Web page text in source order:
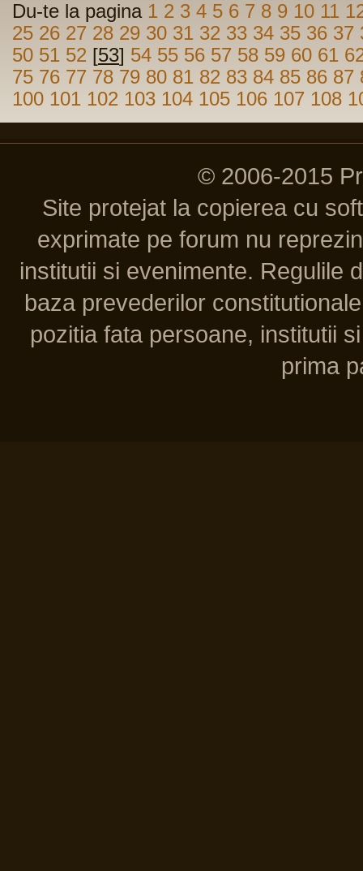
Du-te la pagina 1 2 3 4 5 6 7 8 9 10 11
25 26 27 28 29 30 31 32 33 34 35 36 37
50 51 52 [53] 54 55 56 57 58 59 60 61
75 76 77 78 79 80 81 82 83 84 85 86 87
100 101 102 103 104 105 106 107 108
© 2006-2015
Site protejat la copierea cu
exprimate pe forum nu
institutii si evenimente. Regulile
baza prevederilor
pozitia fata persoane, institutii
prima